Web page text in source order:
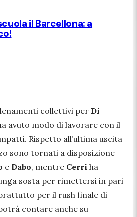
il Barcellona: a
collettivi per Di
avuto modo di lavorare con il
Rispetto all’ultima uscita
sono tornati a disposizione
e Dabo, mentre Cerri ha
sosta per rimettersi in pari
per il rush finale di
contare anche su